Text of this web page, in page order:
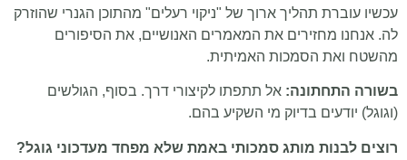
עכשיו עוברת תהליך ארוך של "ניקוי רעלים" מהתוכן הגנרי שהוזרק
לה. אנחנו מחזירים את המאמרים האנושיים, את הסיפורים
מהשטח ואת הסמכות האמיתית.
בשורה התחתונה: אל תתפתו לקיצורי דרך. בסוף, הגולשים
(וגוגל) יודעים בדיוק מי השקיע בהם.
רוצים לבנות מותג סמכותי באמת שלא מפחד מעדכוני גוגל?